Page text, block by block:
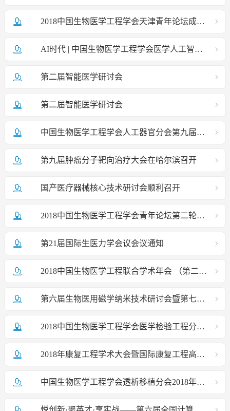
2018中国生物医学工程学会天津青年论坛成功召开
AI时代 | 中国生物医学工程学会医学人工智能分会成立大会暨医学人工智能学术会议隆重召开
第二届智能医学研讨会
第二届智能医学研讨会
中国生物医学工程学会人工器官分会第九届学术年会征文通知
第九届肿瘤分子靶向治疗大会在哈尔滨召开
国产医疗器械核心技术研讨会顺利召开
2018中国生物医学工程学会青年论坛第二轮通知
第21届国际生医力学会议会议通知
2018中国生物医学工程联合学术年会 （第二轮通知）
第六届生物医用磁学纳米技术研讨会暨第七届全国生物与医用纳米技术博士生论坛在西北大学召开
2018中国生物医学工程学会医学检验工程分会成立大会暨生命科学与大健康协同创新论坛胜利召开
2018年康复工程学术大会暨国际康复工程高峰论坛 （第一轮通知）
中国生物医学工程学会透析移植分会2018年会顺利召开